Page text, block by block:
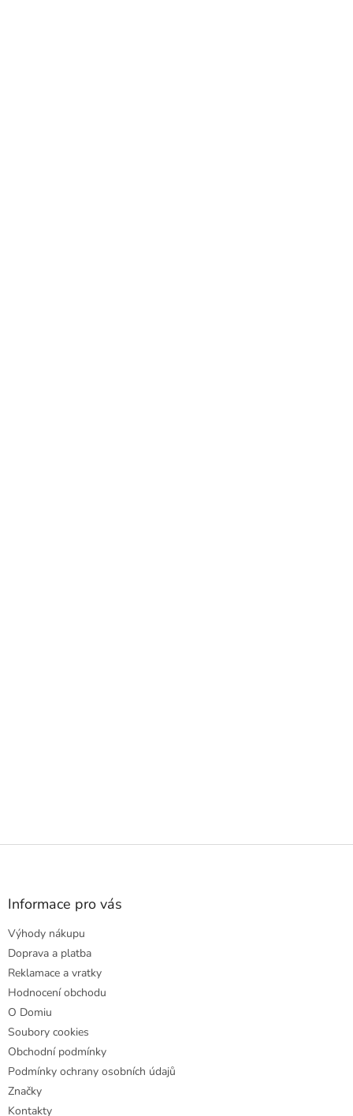
Z
Informace pro vás
Výhody nákupu
Doprava a platba
Reklamace a vratky
Hodnocení obchodu
O Domiu
Soubory cookies
Obchodní podmínky
Podmínky ochrany osobních údajů
Značky
Kontakty